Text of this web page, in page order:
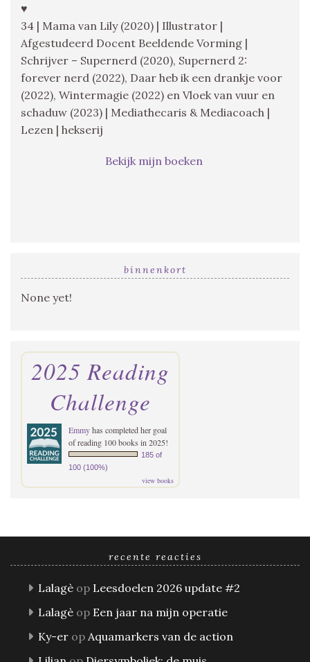
♥
34 | Mama van Lily (2020) | Illustrator |
Afgestudeerd Docent Beeldende Vorming |
Schrijver – Supernerd (2020), Supernerd 2:
forever nerd (2022), Daar heb ik een drankje voor
(2022), Wintermagie (2022) en Vloek van vuur en
schaduw (2023) | Mediathecaris & Mediacoach |
Lezen | hekserij
Bekijk mijn boeken
binnenkort
None yet!
2025 Reading
Challenge
Emmyhas completed her goal
of reading 100 books in 2025!
185 of
100 (100%)
view books
recente reacties
Lalagè op Leesdoelen 2026 update #2
Lalagè op Een jaar na mijn operatie
Ky-er op Aquamarkers van de action